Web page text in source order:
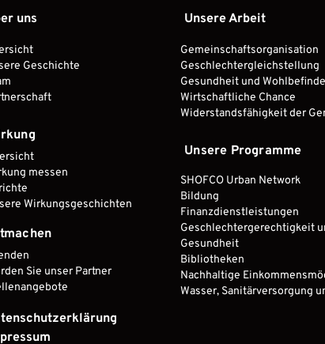
uns
Geschichte
messen
Wirkungsgeschichten
Sie unser Partner
Unsere Arbeit
Gemeinschaftsorganisation
Geschlechtergleichstellung
Gesundheit und
Wirtschaftliche Chance
Widerstandsfähigkeit der
Unsere Programme
SHOFCO Urban Network
Bildung
Finanzdienstleistungen
Geschlechtergerechtigkeit
Gesundheit
Bibliotheken
Nachhaltige
Wasser, Sanitärversorgung